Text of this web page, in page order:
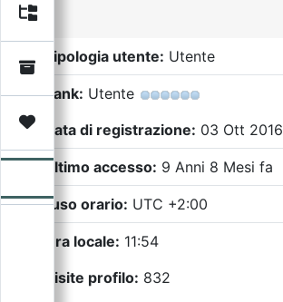
Archivio
Video
Forum
Donazione
Tipologia utente: Utente
Rank: Utente
Data di registrazione: 03 Ott 2016
Ultimo accesso: 9 Anni 8 Mesi fa
Fuso orario: UTC +2:00
Ora locale: 11:54
Visite profilo: 832